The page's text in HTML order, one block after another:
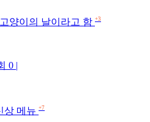
양이의 날이라고 함 +3
0 |
상 메뉴 +7